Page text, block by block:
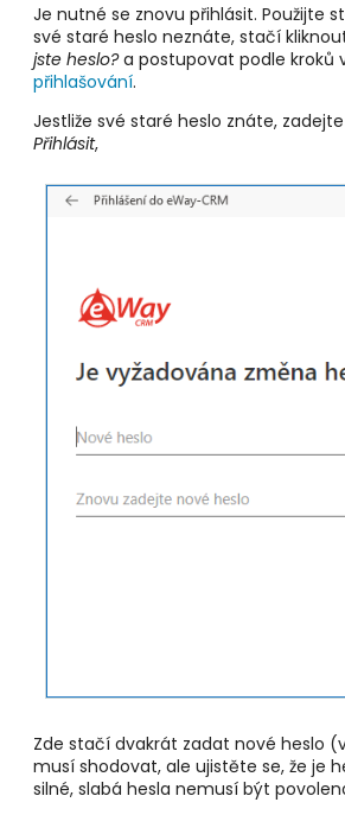
Je nutné se znovu přihlásit. Použijte
své staré heslo neznáte, stačí
jste heslo?a postupovat podle kroků
přihlašování.
Jestliže své staré heslo znáte,
Přihlásit,
Zde stačí dvakrát zadat nové heslo
musí shodovat, ale ujistěte se, že je
silné, slabá hesla nemusí být